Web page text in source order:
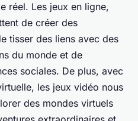
réel. Les jeux en ligne,
de créer des
tisser des liens avec des
du monde et de
sociales. De plus, avec
les jeux vidéo nous
des mondes virtuels